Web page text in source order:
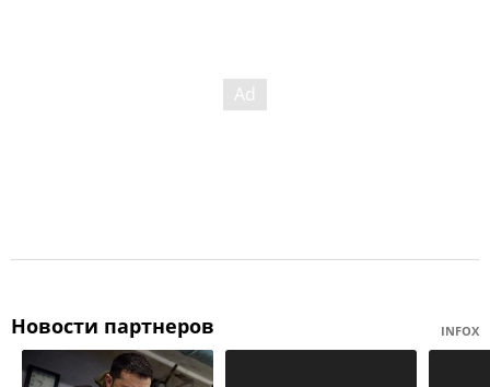
Новости партнеров INFOX